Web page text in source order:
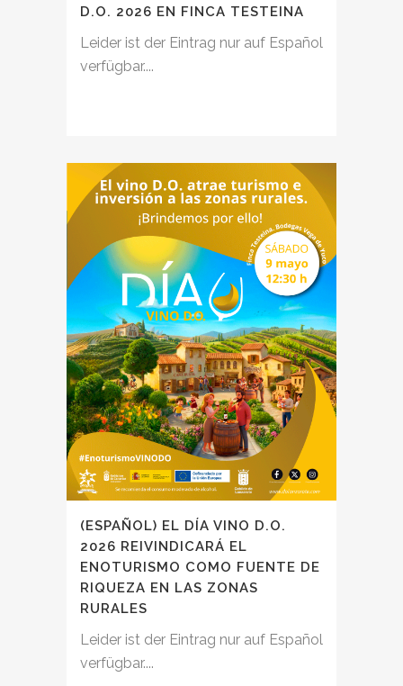
D.O. 2026 EN FINCA TESTEINA
Leider ist der Eintrag nur auf Español
verfügbar....
(ESPAÑOL) EL DÍA VINO D.O.
2026 REIVINDICARÁ EL
ENOTURISMO COMO FUENTE DE
RIQUEZA EN LAS ZONAS
RURALES
Leider ist der Eintrag nur auf Español
verfügbar....